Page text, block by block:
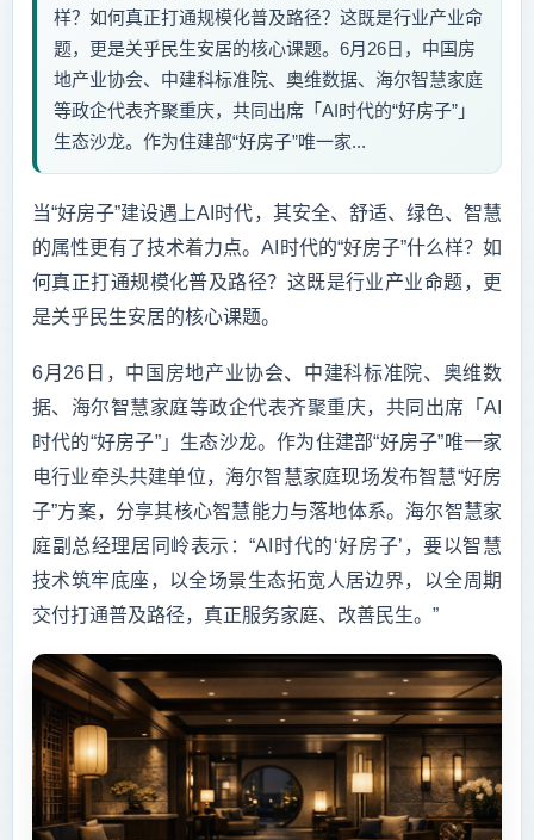
样？如何真正打通规模化普及路径？这既是行业产业命
题，更是关乎民生安居的核心课题。6月26日，中国房
地产业协会、中建科标准院、奥维数据、海尔智慧家庭
等政企代表齐聚重庆，共同出席「AI时代的“好房子”」
生态沙龙。作为住建部“好房子”唯一家...
当“好房子”建设遇上AI时代，其安全、舒适、绿色、智慧
的属性更有了技术着力点。AI时代的“好房子”什么样？如
何真正打通规模化普及路径？这既是行业产业命题，更
是关乎民生安居的核心课题。
6月26日，中国房地产业协会、中建科标准院、奥维数
据、海尔智慧家庭等政企代表齐聚重庆，共同出席「AI
时代的“好房子”」生态沙龙。作为住建部“好房子”唯一家
电行业牵头共建单位，海尔智慧家庭现场发布智慧“好房
子”方案，分享其核心智慧能力与落地体系。海尔智慧家
庭副总经理居同岭表示：“AI时代的‘好房子’，要以智慧
技术筑牢底座，以全场景生态拓宽人居边界，以全周期
交付打通普及路径，真正服务家庭、改善民生。”